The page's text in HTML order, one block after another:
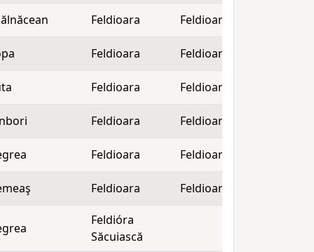
Feldioara Feldioara
Feldioara Feldioara
Feldioara Feldioara
Feldioara Feldioara
Feldioara Feldioara
Feldioara Feldioara
Feldióra
Săcuiască